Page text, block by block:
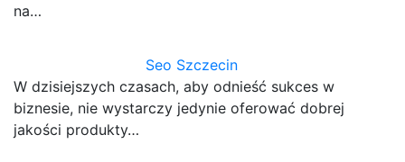
na…
Seo Szczecin
W dzisiejszych czasach, aby odnieść sukces w
biznesie, nie wystarczy jedynie oferować dobrej
jakości produkty…